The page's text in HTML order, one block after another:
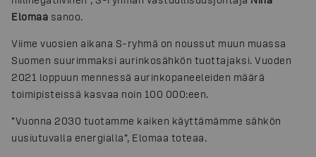
Elomaa sanoo.
Viime vuosien aikana S-ryhmä on noussut muun muassa
Suomen suurimmaksi aurinkosähkön tuottajaksi. Vuoden
2021 loppuun mennessä aurinkopaneeleiden määrä
toimipisteissä kasvaa noin 100 000:een.
”Vuonna 2030 tuotamme kaiken käyttämämme sähkön
uusiutuvalla energialla”, Elomaa toteaa.